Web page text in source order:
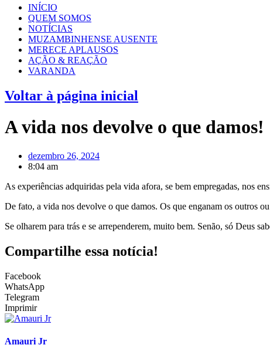
INÍCIO
QUEM SOMOS
NOTÍCIAS
MUZAMBINHENSE AUSENTE
MERECE APLAUSOS
AÇÃO & REAÇÃO
VARANDA
Voltar à página inicial
A vida nos devolve o que damos!
dezembro 26, 2024
8:04 am
As experiências adquiridas pela vida afora, se bem empregadas, nos
De fato, a vida nos devolve o que damos. Os que enganam os outros
Se olharem para trás e se arrependerem, muito bem. Senão, só Deus
Compartilhe essa notícia!
Facebook
WhatsApp
Telegram
Imprimir
Amauri Jr